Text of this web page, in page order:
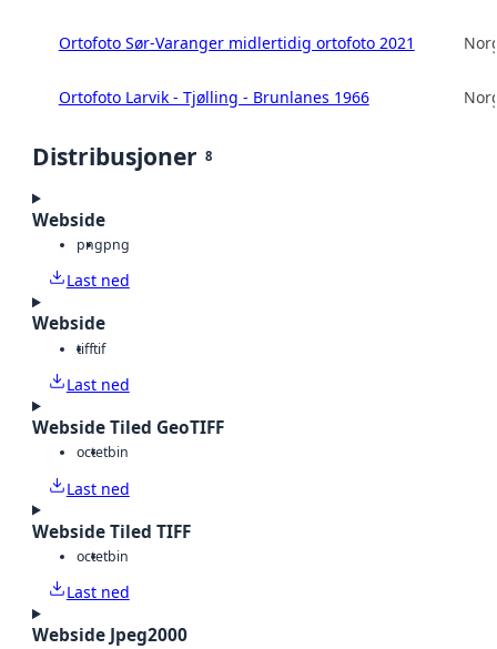
Ortofoto Sør-Varanger midlertidig ortofoto 2021
Ortofoto Larvik - Tjølling - Brunlanes 1966
Distribusjoner 8
Webside
pngpng
Last ned
Webside
tifftif
Last ned
Webside Tiled GeoTIFF
octetbin
Last ned
Webside Tiled TIFF
octetbin
Last ned
Webside Jpeg2000